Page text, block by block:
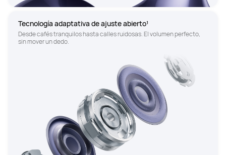
Tecnología adaptativa de ajuste abierto¹
Desde cafés tranquilos hasta calles ruidosas. El volumen perfecto,
sin mover un dedo.